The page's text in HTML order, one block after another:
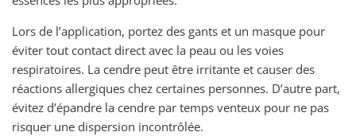
Lors de l’application, portez des gants et un masque pour
éviter tout contact direct avec la peau ou les voies
respiratoires. La cendre peut être irritante et causer des
réactions allergiques chez certaines personnes. D’autre part,
évitez d’épandre la cendre par temps venteux pour ne pas
risquer une dispersion incontrôlée.